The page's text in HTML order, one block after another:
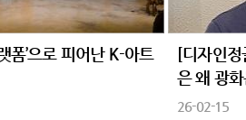
폼’으로 피어난 K-아트
[디자인
은 왜 광
26-02-15